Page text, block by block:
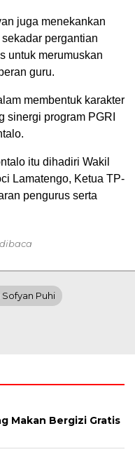
juga menekankan
pergantian
untuk merumuskan
guru.
membentuk karakter
sinergi program PGRI
itu dihadiri Wakil
Lamatengo, Ketua TP-
pengurus serta
Puhi
Makan Bergizi Gratis